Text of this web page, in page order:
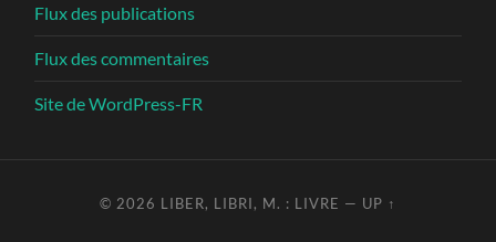
Flux des publications
Flux des commentaires
Site de WordPress-FR
© 2026 LIBER, LIBRI, M. : LIVRE — UP ↑